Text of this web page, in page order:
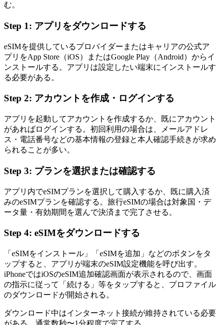
む。
Step 1: アプリをダウンロードする
eSIMを提供しているプロバイダーまたはキャリアの公式ア
プリをApp Store（iOS）またはGoogle Play（Android）からイ
ンストールする。アプリは設定したい端末にインストールす
る必要がある。
Step 2: アカウントを作成・ログインする
アプリを起動してアカウントを作成するか、既にアカウント
があればログインする。初回利用の場合は、メールアドレ
ス・電話番号などの基本情報の登録と本人確認手続きが求め
られることが多い。
Step 3: プランを選択または確認する
アプリ内でeSIMプランを選択して購入するか、既に購入済
みのeSIMプランを確認する。旅行eSIMの場合は対象国・デ
ータ量・有効期間を選んで決済まで完了させる。
Step 4: eSIMをダウンロードする
「eSIMをインストール」「eSIMを追加」などのボタンをタ
ップすると、アプリが端末のeSIM設定機能を呼び出す。
iPhoneではiOSのeSIM追加確認画面が表示されるので、画面
の指示に従って「続ける」等をタップすると、プロファイル
のダウンロードが開始される。
ダウンロード中はインターネット接続が維持されている必要
がある。通常数秒〜1分程度で完了する。